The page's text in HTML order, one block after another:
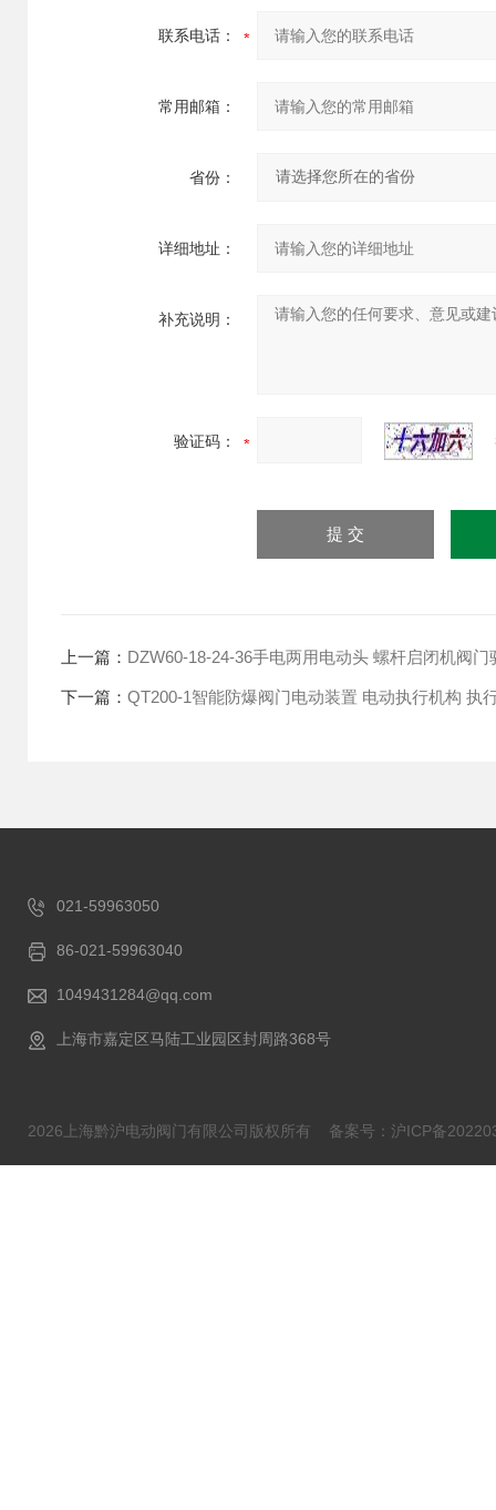
联系电话：
常用邮箱：
省份：
详细地址：
补充说明：
验证码：
上一篇： DZW60-18-24-36手电两用电动头 螺杆启闭机阀门
下一篇： QT200-1智能防爆阀门电动装置 电动执行机构 执
021-59963050
86-021-59963040
1049431284@qq.com
上海市嘉定区马陆工业园区封周路368号
2026上海黔沪电动阀门有限公司版权所有 备案号：沪ICP备